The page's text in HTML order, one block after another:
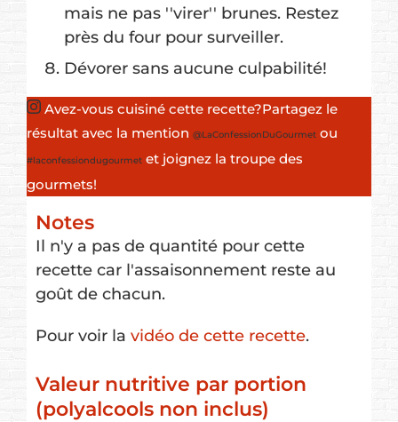
mais ne pas ''virer'' brunes. Restez
près du four pour surveiller.
Dévorer sans aucune culpabilité!
Avez-vous cuisiné cette recette?Partagez le
résultat avec la mention @LaConfessionDuGourmet ou
#laconfessiondugourmet et joignez la troupe des
gourmets!
Notes
Il n'y a pas de quantité pour cette
recette car l'assaisonnement reste au
goût de chacun.
Pour voir la vidéo de cette recette.
Valeur nutritive par portion
(polyalcools non inclus)